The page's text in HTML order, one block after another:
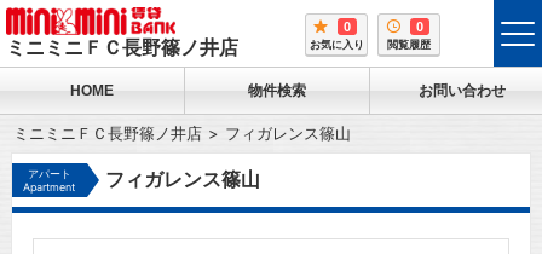
ミニミニＦＣ長野篠ノ井店
0
お気に入り
0
閲覧履歴
HOME 物件検索 お問い合わせ
ミニミニＦＣ長野篠ノ井店 フィガレンス篠山
アパート
Apartment
フィガレンス篠山